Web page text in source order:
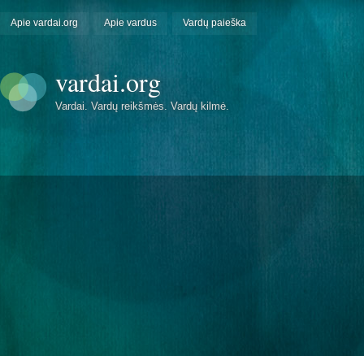
Apie vardai.org Apie vardus Vardų paieška
vardai.org
Vardai. Vardų reikšmės. Vardų kilmė.